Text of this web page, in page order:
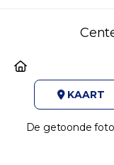
KAART
De getoonde